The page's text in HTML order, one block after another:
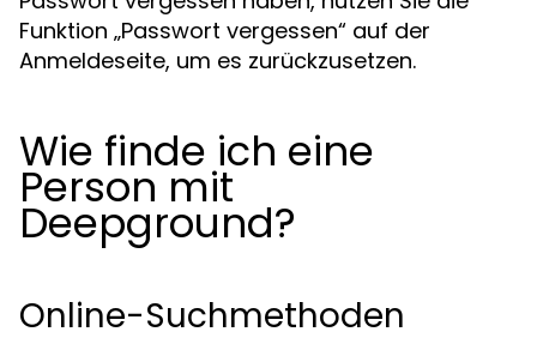
Funktion „Passwort vergessen“ auf der
Anmeldeseite, um es zurückzusetzen.
Wie finde ich eine
Person mit
Deepground?
Online-Suchmethoden